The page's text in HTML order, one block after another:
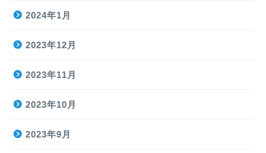
2024年1月
2023年12月
2023年11月
2023年10月
2023年9月